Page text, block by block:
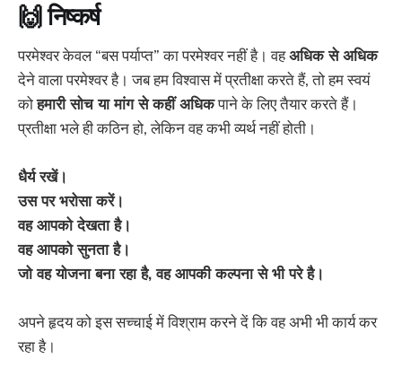
🙌निष्कर्ष
परमेश्वर केवल “बस पर्याप्त” का परमेश्वर नहीं है। वहअधिक से अधिक
देने वाला परमेश्वर है। जब हम विश्वास में प्रतीक्षा करते हैं, तो हम स्वयं
कोहमारी सोच या मांग से कहीं अधिकपाने के लिए तैयार करते हैं।
प्रतीक्षा भले ही कठिन हो, लेकिन वह कभी व्यर्थ नहीं होती।
धैर्य रखें।
उस पर भरोसा करें।
वह आपको देखता है।
वह आपको सुनता है।
जो वह योजना बना रहा है, वह आपकी कल्पना से भी परे है।
अपने हृदय को इस सच्चाई में विश्राम करने दें कि वह अभी भी कार्य कर
रहा है।